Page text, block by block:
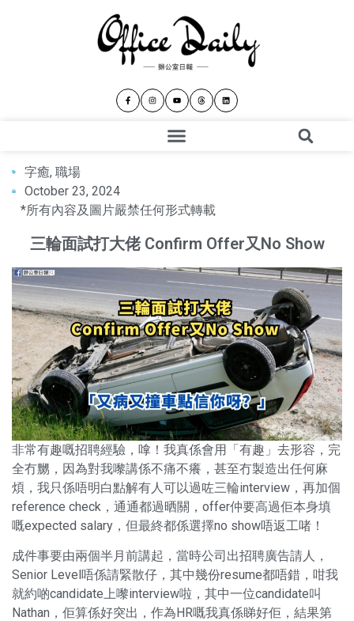
字癒, 職場
October 23, 2024
*所有內容及圖片嚴禁任何形式轉載
三輪面試打大佬 Confirm Offer又No Show
非常有趣嘅招聘經驗，嗱！我真係會用「有趣」去形容，完
全冇嬲，因為對我嚟講係不痛不癢，甚至冇製造出任何麻
煩，我只係唔明白點解有人可以過咗三輪interview，再加個
reference check，通通都過晒關，offer仲要高過佢本身填
嘅expected salary，但最終都係選擇no show唔返工啫！
成件事要由兩個半月前講起，當時公司出招聘廣告請人，
Senior Level唔係請緊散仔，其中幾份resume都唔錯，咁我
就約啲candidate上嚟interview啦，其中一位candidate叫
Nathan，佢算係好突出，作為HR嘅我真係睇好佢，結果第